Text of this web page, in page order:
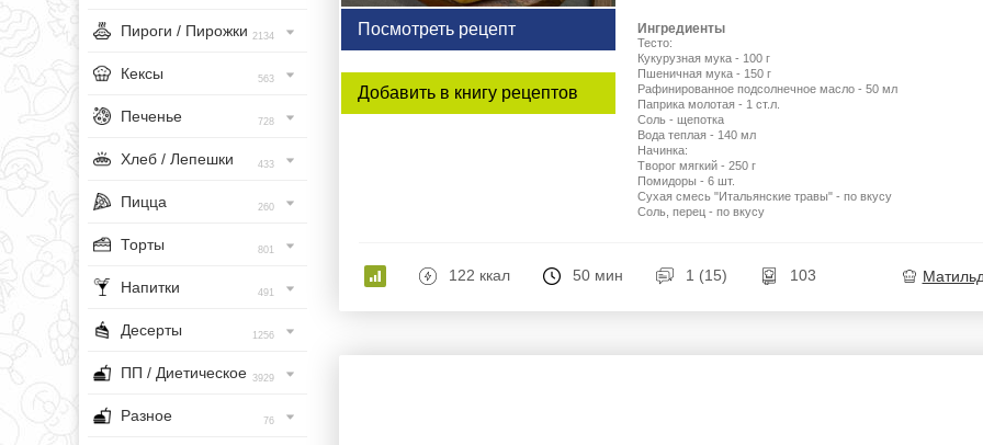
Пироги / Пирожки 2134
Кексы 563
Печенье 728
Хлеб / Лепешки 433
Пицца 260
Торты 801
Напитки 491
Десерты 1256
ПП / Диетическое 3929
Разное 76
Посмотреть рецепт
Добавить в книгу рецептов
Ингредиенты
Тесто:
Кукурузная мука - 100 г
Пшеничная мука - 150 г
Рафинированное подсолнечное масло - 50 мл
Паприка молотая - 1 ст.л.
Соль - щепотка
Вода теплая - 140 мл
Начинка:
Творог мягкий - 250 г
Помидоры - 6 шт.
Сухая смесь "Итальянские травы" - по вкусу
Соль, перец - по вкусу
122 ккал 50 мин 1 (15) 103